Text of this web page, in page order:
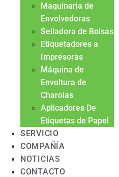
Maquinaria de
Envolvedoras
Selladora de Bolsas
Etiquetadores a
Impresoras
Máquina de
Envoltura de
Charolas
Aplicadores De
Etiquetas de Papel
SERVICIO
COMPAÑÍA
NOTICIAS
CONTACTO